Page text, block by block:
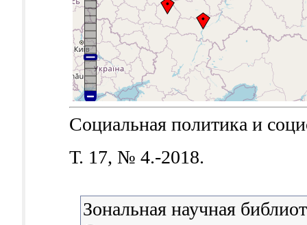
Социальная политика и
Т. 17, № 4.-2018.
Зональная научная